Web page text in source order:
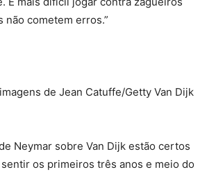
não cometem erros.”
de Jean Catuffe/Getty Van Dijk
Neymar sobre Van Dijk estão certos
os primeiros três anos e meio do